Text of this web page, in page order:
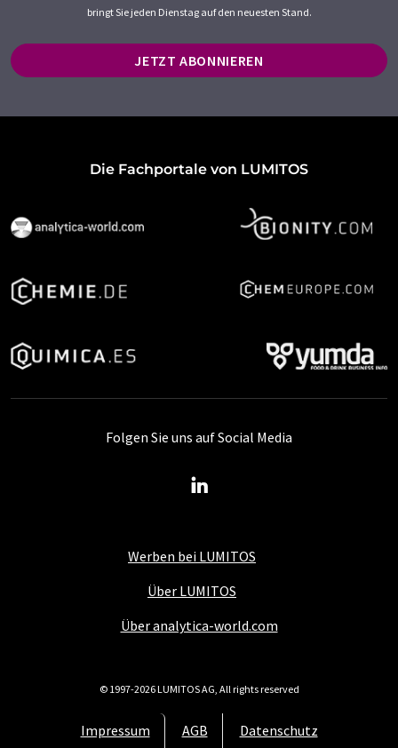
bringt Sie jeden Dienstag auf den neuesten Stand.
JETZT ABONNIEREN
Die Fachportale von LUMITOS
Werben bei LUMITOS
Über LUMITOS
Über analytica-world.com
Impressum AGB Datenschutz
Folgen Sie uns auf Social Media
© 1997-2026 LUMITOS AG, All rights reserved